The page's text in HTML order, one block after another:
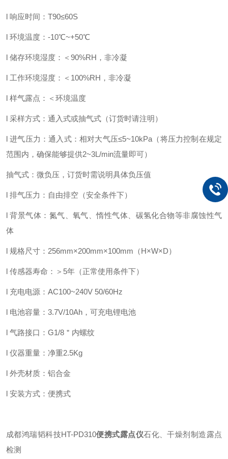
l 响应时间：T90≤60S
l 环境温度：-10℃~+50℃
l 储存环境湿度：＜90%RH，非冷凝
l 工作环境湿度：＜100%RH，非冷凝
l 样气露点：＜环境温度
l 采样方式：通入式或抽气式（订货时请注明）
l 进气压力：通入式：相对大气压≤5~10kPa（将压力控制在规定
范围内，确保能够提供2~3L/min流量即可）
抽气式：微负压，订货时需说明具体负压值
l 排气压力：自由排空（安全条件下）
l 背景气体：氮气、氧气、惰性气体、碳氢化合物等非腐蚀性气
体
l 规格尺寸：256mm×200mm×100mm（H×W×D）
l 传感器寿命：＞5年（正常使用条件下）
l 充电电源：AC100~240V 50/60Hz
l 电池容量：3.7V/10Ah，可充电锂电池
l 气路接口：G1/8＂内螺纹
l 仪器重量：净重2.5Kg
l 外壳材质：铝合金
l 安装方式：便携式
成都鸿瑞韬科技HT-PD310便携式露点仪石化、干燥剂制造露点
检测